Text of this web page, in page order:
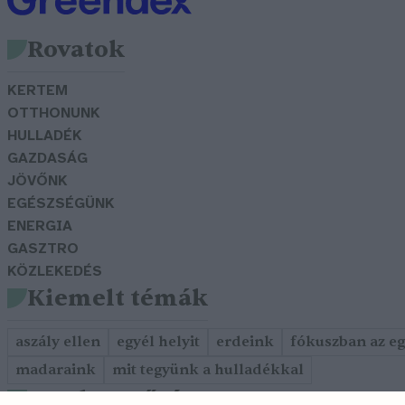
Rovatok
KERTEM
OTTHONUNK
HULLADÉK
GAZDASÁG
JÖVŐNK
EGÉSZSÉGÜNK
ENERGIA
GASZTRO
KÖZLEKEDÉS
Kiemelt témák
aszály ellen egyél helyit erdeink fókuszban az
madaraink
mit tegyünk a hulladékkal